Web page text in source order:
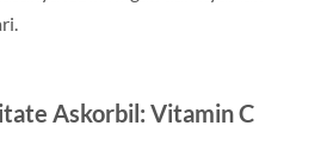
Askorbil: Vitamin C